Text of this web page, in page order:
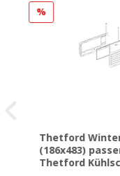
%
Thetford
(186x483)
Thetford